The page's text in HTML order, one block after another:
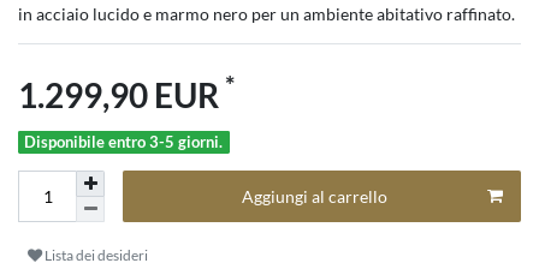
in acciaio lucido e marmo nero per un ambiente abitativo raffinato.
1.299,90 EUR *
Disponibile entro 3-5 giorni.
Aggiungi al carrello
Lista dei desideri